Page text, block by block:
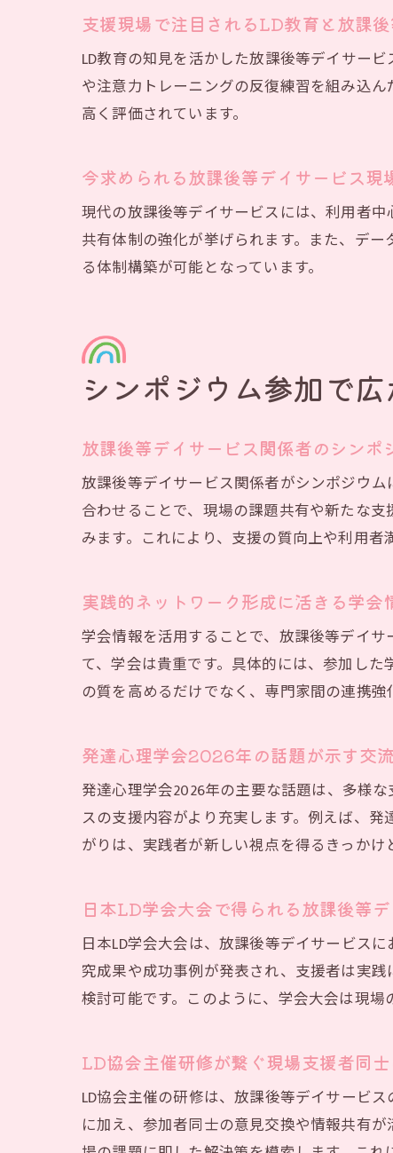
支援現場で注目されるLD教育と放課
LD教育の知見を活かした放課後等デイサー
や注意力トレーニングの反復練習を組み込
高く評価されています。
今求められる放課後等デイサービス現
現代の放課後等デイサービスには、利用者
共有体制の強化が挙げられます。また、デ
る体制構築が可能となっています。
シンポジウム参加で
放課後等デイサービス関係者のシンポ
放課後等デイサービス関係者がシンポジウ
合わせることで、現場の課題共有や新たな
みます。これにより、支援の質向上や利用
実践的ネットワーク形成に活きる学会
学会情報を活用することで、放課後等デイ
て、学会は貴重です。具体的には、参加し
の質を高めるだけでなく、専門家間の連携
発達心理学会2026年の話題が示す交
発達心理学会2026年の主要な話題は、多様
スの支援内容がより充実します。例えば、
がりは、実践者が新しい視点を得るきっかけ
日本LD学会大会で得られる放課後等
日本LD学会大会は、放課後等デイサービス
究成果や成功事例が発表され、支援者は実
検討可能です。このように、学会大会は現場
LD協会主催研修が繋ぐ現場支援者同
LD協会主催の研修は、放課後等デイサービ
に加え、参加者同士の意見交換や情報共有